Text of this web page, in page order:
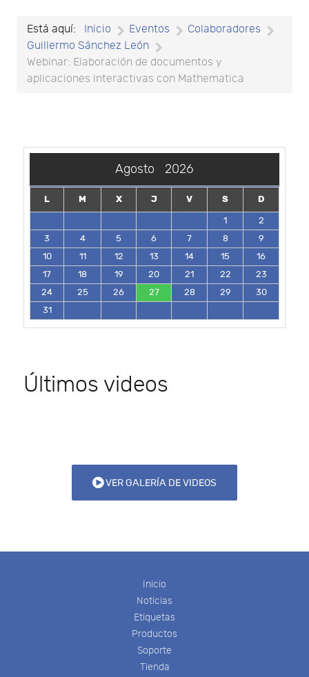
Está aquí: Inicio Eventos
Colaboradores
Guillermo Sánchez León
Webinar: Elaboración de documentos y
aplicaciones interactivas con Mathematica
Agosto 2026
L M X J V S
D
1
2
3
4 5 6 7 8
9
10
11 12 13 14 15
16
17
18 19 20 21 22
23
24
25 26 27 28 29
30
31
Últimos videos
VER GALERÍA DE VIDEOS
Inicio
Noticias
Etiquetas
Productos
Soporte
Tienda